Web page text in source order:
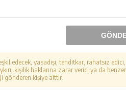
edecek, yasadışı, tehditkar, rahatsız
kişilik haklarına zarar verici ya da
gönderen kişiye aittir.